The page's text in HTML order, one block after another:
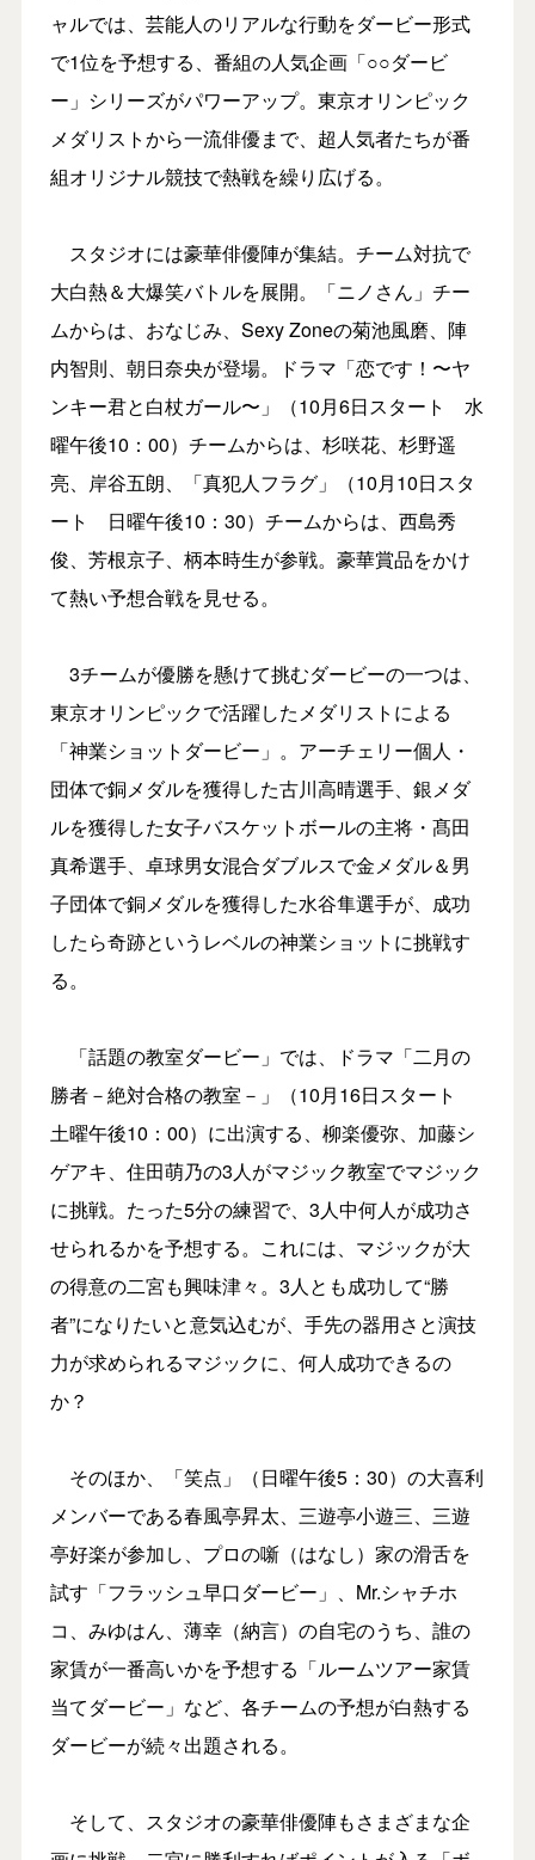
ャルでは、芸能人のリアルな行動をダービー形式
で1位を予想する、番組の人気企画「○○ダービ
ー」シリーズがパワーアップ。東京オリンピック
メダリストから一流俳優まで、超人気者たちが番
組オリジナル競技で熱戦を繰り広げる。
スタジオには豪華俳優陣が集結。チーム対抗で
大白熱＆大爆笑バトルを展開。「ニノさん」チー
ムからは、おなじみ、Sexy Zoneの菊池風磨、陣
内智則、朝日奈央が登場。ドラマ「恋です！〜ヤ
ンキー君と白杖ガール〜」（10月6日スタート 水
曜午後10：00）チームからは、杉咲花、杉野遥
亮、岸谷五朗、「真犯人フラグ」（10月10日スタ
ート 日曜午後10：30）チームからは、西島秀
俊、芳根京子、柄本時生が参戦。豪華賞品をかけ
て熱い予想合戦を見せる。
3チームが優勝を懸けて挑むダービーの一つは、
東京オリンピックで活躍したメダリストによる
「神業ショットダービー」。アーチェリー個人・
団体で銅メダルを獲得した古川高晴選手、銀メダ
ルを獲得した女子バスケットボールの主将・髙田
真希選手、卓球男女混合ダブルスで金メダル＆男
子団体で銅メダルを獲得した水谷隼選手が、成功
したら奇跡というレベルの神業ショットに挑戦す
る。
「話題の教室ダービー」では、ドラマ「二月の
勝者－絶対合格の教室－」（10月16日スタート
土曜午後10：00）に出演する、柳楽優弥、加藤シ
ゲアキ、住田萌乃の3人がマジック教室でマジック
に挑戦。たった5分の練習で、3人中何人が成功さ
せられるかを予想する。これには、マジックが大
の得意の二宮も興味津々。3人とも成功して“勝
者”になりたいと意気込むが、手先の器用さと演技
力が求められるマジックに、何人成功できるの
か？
そのほか、「笑点」（日曜午後5：30）の大喜利
メンバーである春風亭昇太、三遊亭小遊三、三遊
亭好楽が参加し、プロの噺（はなし）家の滑舌を
試す「フラッシュ早口ダービー」、Mr.シャチホ
コ、みゆはん、薄幸（納言）の自宅のうち、誰の
家賃が一番高いかを予想する「ルームツアー家賃
当てダービー」など、各チームの予想が白熱する
ダービーが続々出題される。
そして、スタジオの豪華俳優陣もさまざまな企